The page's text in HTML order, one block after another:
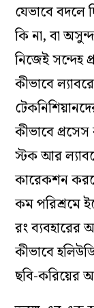
যেভাবে
কি না, বা
নিজেই সন্দেহ
কীভাবে
কীভাবে
স্টক আর
কারেকশন
কম পরিশ্রমে
রং ব্যবহারের
কীভাবে
ছবি-করিয়ের